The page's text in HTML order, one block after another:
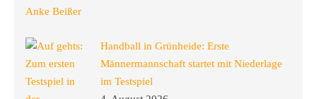
Handball in Grünheide: Erste
Männermannschaft startet mit Niederlage
im Testspiel